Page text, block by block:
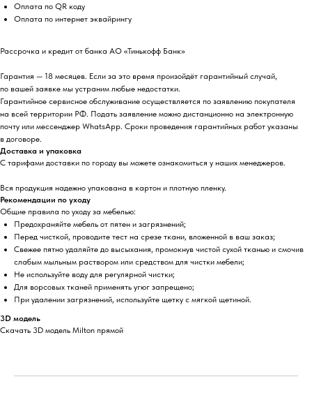
Оплата по QR коду
Оплата по интернет эквайрингу
Рассрочка и кредит от банка АО «Тинькофф Банк»
Гарантия — 18 месяцев. Если за это время произойдёт гарантийный случай,
по вашей заявке мы устраним любые недостатки.
Гарантийное сервисное обслуживание осуществляется по заявлению покупателя
на всей территории РФ. Подать заявление можно дистанционно на электронную
почту или мессенджер WhatsApp. Сроки проведения гарантийных работ указаны
в договоре.
Доставка и упаковка
С тарифами доставки по городу вы можете ознакомиться у наших менеджеров.
Вся продукция надежно упакована в картон и плотную пленку.
Рекомендации по уходу
Общие правила по уходу за мебелью:
Предохраняйте мебель от пятен и загрязнений;
Перед чисткой, проводите тест на срезе ткани, вложенной в ваш заказ;
Свежее пятно удаляйте до высыхания, промокнув чистой сухой тканью и смочив
слабым мыльным раствором или средством для чистки мебели;
Не используйте воду для регулярной чистки;
Для ворсовых тканей применять угюг запрещено;
При удалении загрязнений, используйте щетку с мягкой щетиной.
3D модель
Скачать 3D модель Milton прямой